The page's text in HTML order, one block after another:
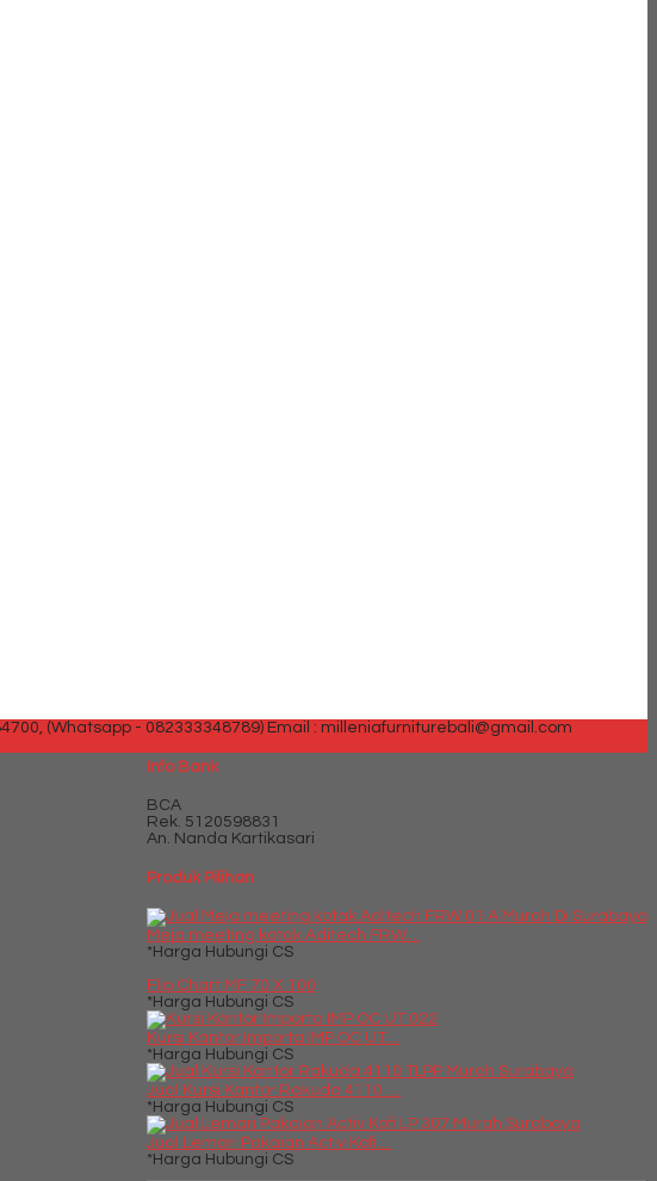
(Whatsapp - 082333348789) Email : milleniafurniturebali@gmail.com
Info Bank
BCA
Rek. 5120598831
An. Nanda Kartikasari
Produk Pilihan
Meja meeting kotak Aditech FRW....
*Harga Hubungi CS
Flip Chart MF 70 X 100
*Harga Hubungi CS
Kursi Kantor Importa IMP OC UT....
*Harga Hubungi CS
Jual Kursi Kantor Rakuda 4110 ....
*Harga Hubungi CS
Jual Lemari Pakaian Activ Kofi....
*Harga Hubungi CS